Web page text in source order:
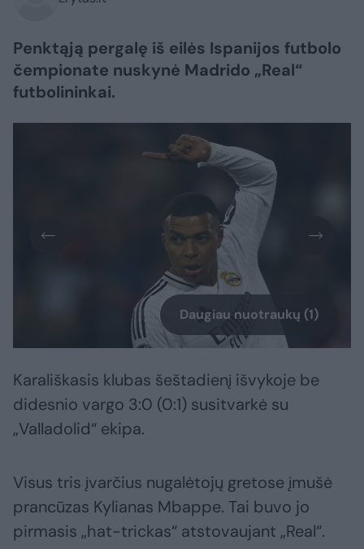
Penktąją pergalę iš eilės Ispanijos futbolo
čempionate nuskynė Madrido „Real“
futbolininkai.
Daugiau nuotraukų (1)
Karališkasis klubas šeštadienį išvykoje be
didesnio vargo 3:0 (0:1) susitvarkė su
„Valladolid“ ekipa.
Visus tris įvarčius nugalėtojų gretose įmušė
prancūzas Kylianas Mbappe. Tai buvo jo
pirmasis „hat-trickas“ atstovaujant „Real“.